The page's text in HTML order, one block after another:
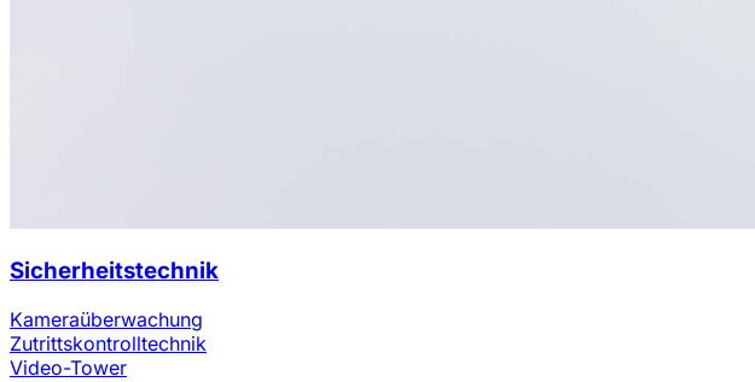
Sicherheitstechnik
Kameraüberwachung
Zutrittskontrolltechnik
Video-Tower